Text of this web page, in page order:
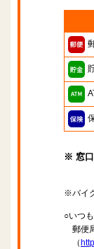
※ 窓口
※バイ
○いつ
郵便
（